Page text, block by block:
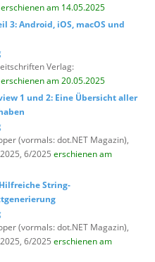
erschienen am 14.05.2025
3: Android, iOS, macOS und
Verlag:
erschienen am 20.05.2025
1 und 2: Eine Übersicht aller
(vormals: dot.NET Magazin),
6/2025 erschienen am
String-
(vormals: dot.NET Magazin),
6/2025 erschienen am